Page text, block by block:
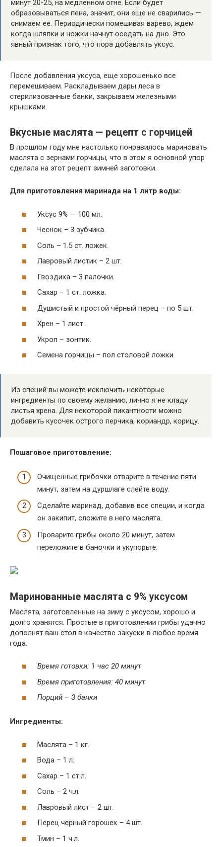
минут 20-25, на медленном огне. Если будет
образовываться пена, значит, они еще не сварились —
снимаем ее. Периодически помешивая варево, ждем
когда шляпки и ножки начнут оседать на дно. Это
явный признак того, что пора добавлять уксус.
После добавления уксуса, еще хорошенько все
перемешиваем. Раскладываем дары леса в
стерилизованные банки, закрываем железными
крышками.
Вкусные маслята — рецепт с горчицей
В прошлом году мне настолько понравилось мариновать
маслята с зернами горчицы, что в этом я основной упор
сделала на этот рецепт зимней заготовки.
Для приготовления маринада на 1 литр воды:
Уксус 9% — 100 мл.
Чеснок – 3 зубчика.
Соль – 1.5 ст. ложек.
Лавровый листик – 2 шт.
Гвоздика – 3 палочки.
Сахар – 1 ст. ложка.
Душистый и простой чёрный перец – по 5 шт.
Хрен – 1 лист.
Укроп – зонтик.
Семена горчицы – пол столовой ложки.
Из специй вы можете исключить некоторые
ингредиенты по своему желанию, лично я не кладу
листья хрена. Для некоторой пикантности можно
добавить кусочек острого перчика, кориандр, корицу.
Пошаговое приготовление:
Очищенные грибочки отварите в течение пяти
минут, затем на дуршлаге слейте воду.
Сделайте маринад, добавив все специи, и когда
он закипит, сложите в него маслята.
Проварите грибы около 20 минут, затем
переложите в баночки и укупорьте.
Маринованные маслята с 9% уксусом
Маслята, заготовленные на зиму с уксусом, хорошо и
долго хранятся. Простые в приготовлении грибы удачно
дополнят ваш стол в качестве закуски в любое время
года.
Время готовки: 1 час 20 минут
Время приготовления: 40 минут
Порций – 3 банки
Ингредиенты:
Маслята – 1 кг.
Вода – 1 л.
Сахар – 1 ст.л.
Соль – 2 ч.л.
Лавровый лист – 2 шт.
Перец черный горошек – 4 шт.
Тмин – 1 ч.л.